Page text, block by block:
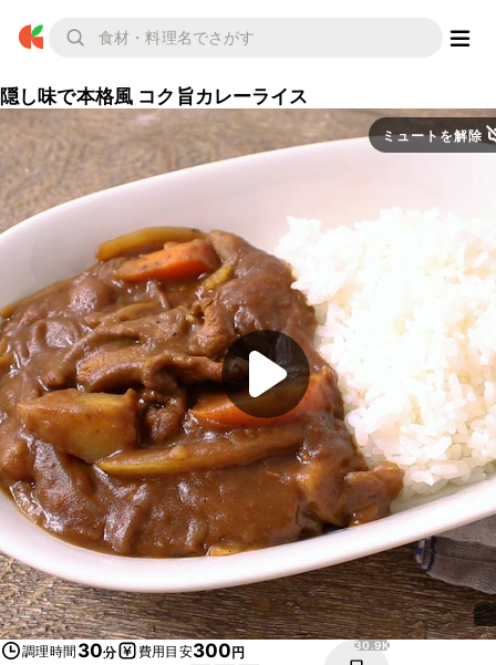
隠し味で本格風 コク旨カレーライス
ミュートを解除
調理時間 30分 費用目安300円 30.9K